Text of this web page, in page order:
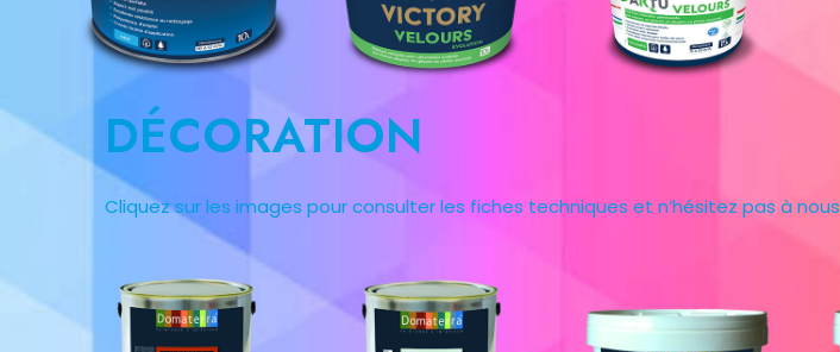
DÉCORATION
Cliquez sur les images pour consulter les fiches techniques et n’hésitez pas à